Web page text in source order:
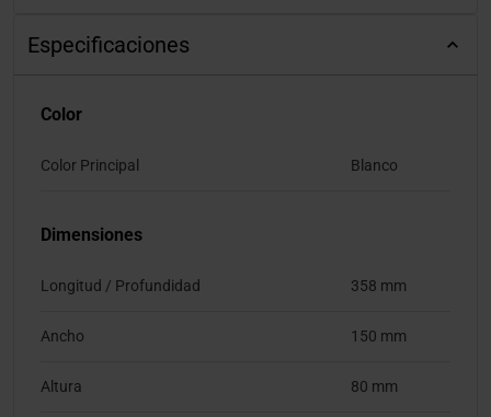
Especificaciones
Color
Color Principal Blanco
Dimensiones
Longitud / Profundidad 358 mm
Ancho 150 mm
Altura 80 mm